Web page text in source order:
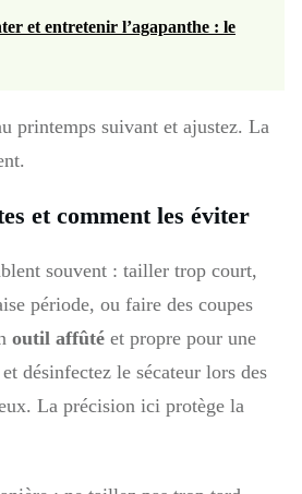
et entretenir l’agapanthe : le
printemps suivant et ajustez. La
et comment les éviter
souvent : tailler trop court,
période, ou faire des coupes
outil affûté et propre pour une
désinfectez le sécateur lors des
La précision ici protège la